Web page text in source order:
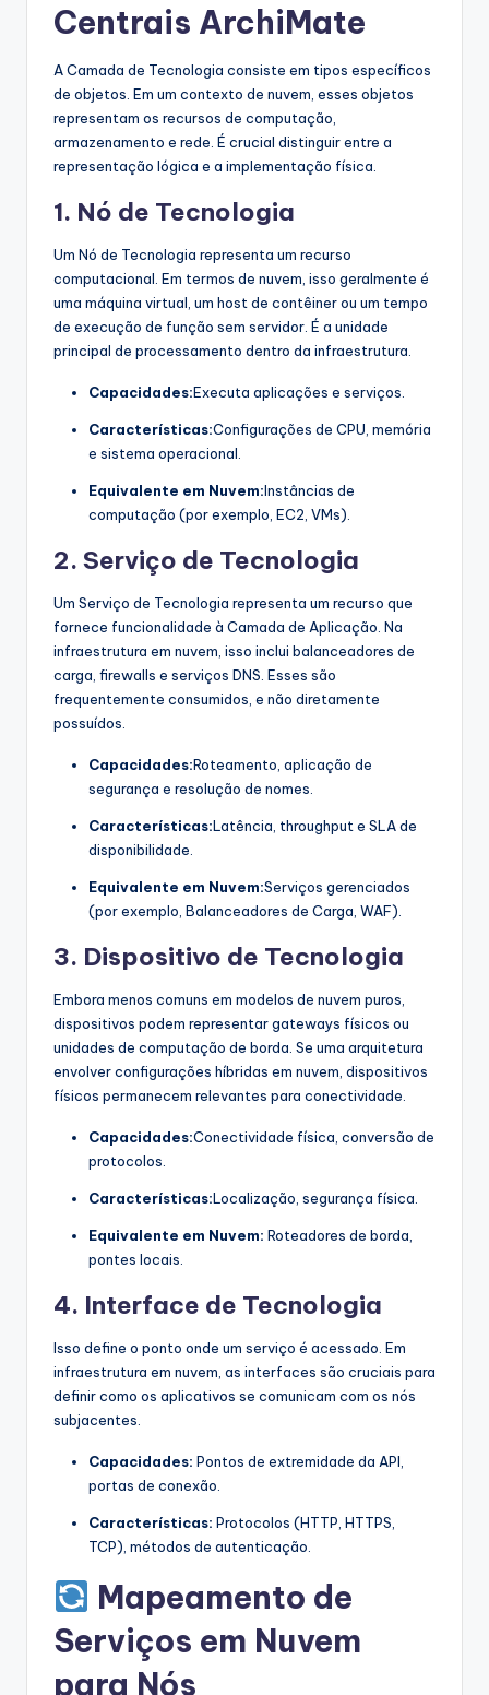
Centrais ArchiMate
A Camada de Tecnologia consiste em tipos específicos
de objetos. Em um contexto de nuvem, esses objetos
representam os recursos de computação,
armazenamento e rede. É crucial distinguir entre a
representação lógica e a implementação física.
1. Nó de Tecnologia
Um Nó de Tecnologia representa um recurso
computacional. Em termos de nuvem, isso geralmente é
uma máquina virtual, um host de contêiner ou um tempo
de execução de função sem servidor. É a unidade
principal de processamento dentro da infraestrutura.
Capacidades:Executa aplicações e serviços.
Características:Configurações de CPU, memória
e sistema operacional.
Equivalente em Nuvem:Instâncias de
computação (por exemplo, EC2, VMs).
2. Serviço de Tecnologia
Um Serviço de Tecnologia representa um recurso que
fornece funcionalidade à Camada de Aplicação. Na
infraestrutura em nuvem, isso inclui balanceadores de
carga, firewalls e serviços DNS. Esses são
frequentemente consumidos, e não diretamente
possuídos.
Capacidades:Roteamento, aplicação de
segurança e resolução de nomes.
Características:Latência, throughput e SLA de
disponibilidade.
Equivalente em Nuvem:Serviços gerenciados
(por exemplo, Balanceadores de Carga, WAF).
3. Dispositivo de Tecnologia
Embora menos comuns em modelos de nuvem puros,
dispositivos podem representar gateways físicos ou
unidades de computação de borda. Se uma arquitetura
envolver configurações híbridas em nuvem, dispositivos
físicos permanecem relevantes para conectividade.
Capacidades:Conectividade física, conversão de
protocolos.
Características:Localização, segurança física.
Equivalente em Nuvem: Roteadores de borda,
pontes locais.
4. Interface de Tecnologia
Isso define o ponto onde um serviço é acessado. Em
infraestrutura em nuvem, as interfaces são cruciais para
definir como os aplicativos se comunicam com os nós
subjacentes.
Capacidades: Pontos de extremidade da API,
portas de conexão.
Características: Protocolos (HTTP, HTTPS,
TCP), métodos de autenticação.
Mapeamento de
Serviços em Nuvem
para Nós